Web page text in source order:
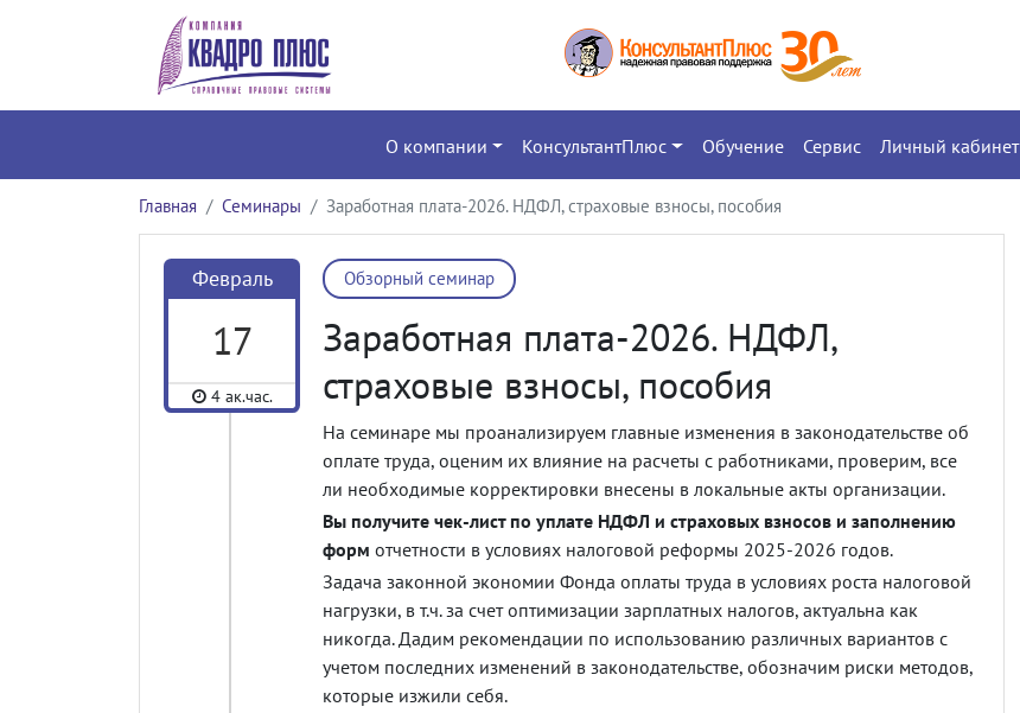
О компании КонсультантПлюс Обучение Сервис Личный кабинет
Главная Семинары Заработная плата-2026. НДФЛ, страховые взносы, пособия
Февраль
17
4 ак.час.
Обзорный семинар
Заработная плата-2026. НДФЛ,
страховые взносы, пособия
На семинаре мы проанализируем главные изменения в законодательстве об
оплате труда, оценим их влияние на расчеты с работниками, проверим, все
ли необходимые корректировки внесены в локальные акты организации.
Вы получите чек-лист по уплате НДФЛ и страховых взносов и заполнению
форм отчетности в условиях налоговой реформы 2025-2026 годов.
Задача законной экономии Фонда оплаты труда в условиях роста налоговой
нагрузки, в т.ч. за счет оптимизации зарплатных налогов, актуальна как
никогда. Дадим рекомендации по использованию различных вариантов с
учетом последних изменений в законодательстве, обозначим риски методов,
которые изжили себя.